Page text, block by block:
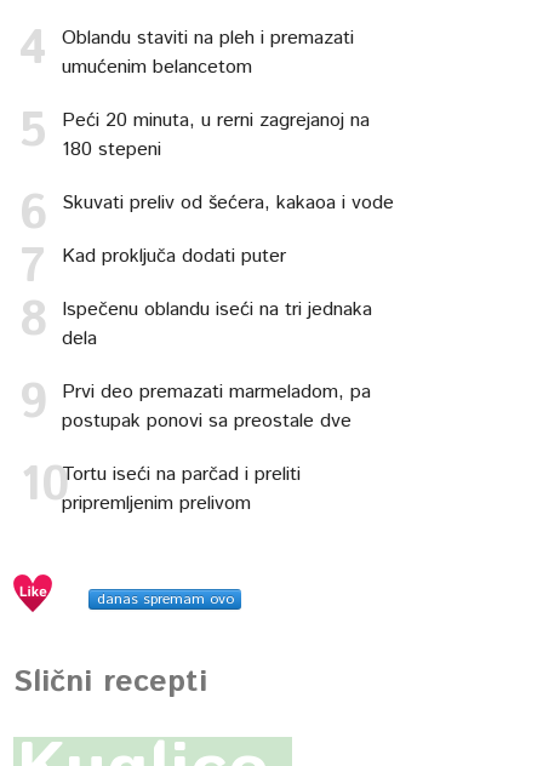
Oblandu staviti na pleh i premazati
umućenim belancetom
Peći 20 minuta, u rerni zagrejanoj na
180 stepeni
Skuvati preliv od šećera, kakaoa i vode
Kad proključa dodati puter
Ispečenu oblandu iseći na tri jednaka
dela
Prvi deo premazati marmeladom, pa
postupak ponovi sa preostale dve
Tortu iseći na parčad i preliti
pripremljenim prelivom
danas spremam ovo
Slični recepti